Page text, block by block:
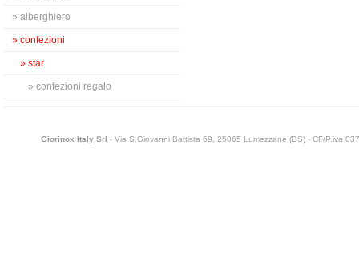
» alberghiero
» confezioni
» star
» confezioni regalo
Giorinox Italy Srl - Via S.Giovanni Battista 69, 25065 Lumezzane (BS) - CF/P.iva